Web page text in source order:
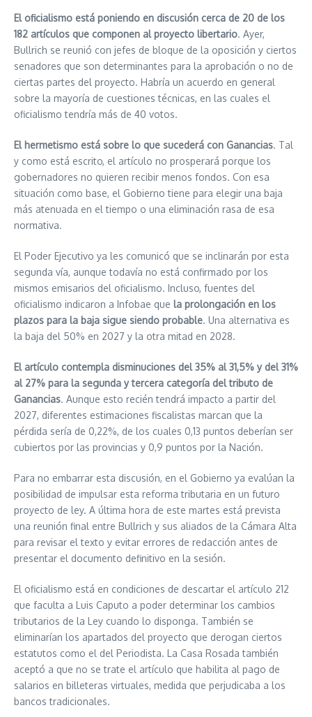
El oficialismo está poniendo en discusión cerca de 20 de los
182 artículos que componen al proyecto libertario. Ayer,
Bullrich se reunió con jefes de bloque de la oposición y ciertos
senadores que son determinantes para la aprobación o no de
ciertas partes del proyecto. Habría un acuerdo en general
sobre la mayoría de cuestiones técnicas, en las cuales el
oficialismo tendría más de 40 votos.
El hermetismo está sobre lo que sucederá con Ganancias. Tal
y como está escrito, el artículo no prosperará porque los
gobernadores no quieren recibir menos fondos. Con esa
situación como base, el Gobierno tiene para elegir una baja
más atenuada en el tiempo o una eliminación rasa de esa
normativa.
El Poder Ejecutivo ya les comunicó que se inclinarán por esta
segunda vía, aunque todavía no está confirmado por los
mismos emisarios del oficialismo. Incluso, fuentes del
oficialismo indicaron a Infobae que la prolongación en los
plazos para la baja sigue siendo probable. Una alternativa es
la baja del 50% en 2027 y la otra mitad en 2028.
El artículo contempla disminuciones del 35% al 31,5% y del 31%
al 27% para la segunda y tercera categoría del tributo de
Ganancias. Aunque esto recién tendrá impacto a partir del
2027, diferentes estimaciones fiscalistas marcan que la
pérdida sería de 0,22%, de los cuales 0,13 puntos deberían ser
cubiertos por las provincias y 0,9 puntos por la Nación.
Para no embarrar esta discusión, en el Gobierno ya evalúan la
posibilidad de impulsar esta reforma tributaria en un futuro
proyecto de ley. A última hora de este martes está prevista
una reunión final entre Bullrich y sus aliados de la Cámara Alta
para revisar el texto y evitar errores de redacción antes de
presentar el documento definitivo en la sesión.
El oficialismo está en condiciones de descartar el artículo 212
que faculta a Luis Caputo a poder determinar los cambios
tributarios de la Ley cuando lo disponga. También se
eliminarían los apartados del proyecto que derogan ciertos
estatutos como el del Periodista. La Casa Rosada también
aceptó a que no se trate el artículo que habilita al pago de
salarios en billeteras virtuales, medida que perjudicaba a los
bancos tradicionales.